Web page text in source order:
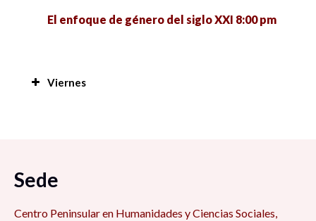
El enfoque de género del siglo XXI 8:00 pm
Viernes
Foro de Modelo de administración estratégica
Sede
Centro Peninsular en Humanidades y Ciencias Sociales,